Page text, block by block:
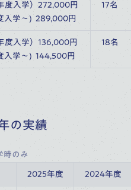
度入学）272,000円
入学～)  289,000円
17名
度入学）136,000円
入学～)  144,500円
18名
の実績
時のみ
2025年度 2024年度